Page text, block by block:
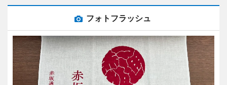
フォトフラッシュ